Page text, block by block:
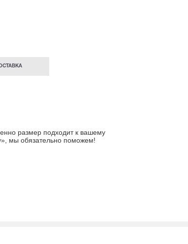
размер подходит к вашему
, мы обязательно поможем!